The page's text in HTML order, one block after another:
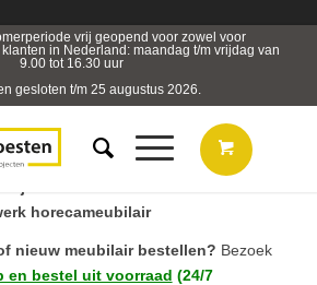
vrij geopend voor zowel voor
in Nederland: maandag t/m vrijdag van
9.00 tot 16.30 uur
gesloten t/m 25 augustus 2026.
horecameubilair
nieuw meubilair bestellen? Bezoek
en bestel uit voorraad (24/7